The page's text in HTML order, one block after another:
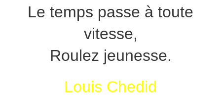
Le temps passe à toute
vitesse,
Roulez jeunesse.
Louis Chedid